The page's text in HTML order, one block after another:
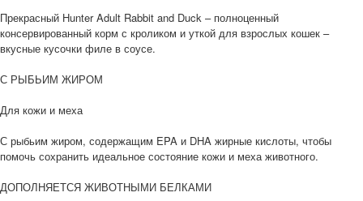
Прекрасный Hunter Adult Rabbit and Duck – полноценный
консервированный корм с кроликом и уткой для взрослых кошек –
вкусные кусочки филе в соусе.
С РЫБЬИМ ЖИРОМ
Для кожи и меха
С рыбьим жиром, содержащим EPA и DHA жирные кислоты, чтобы
помочь сохранить идеальное состояние кожи и меха животного.
ДОПОЛНЯЕТСЯ ЖИВОТНЫМИ БЕЛКАМИ